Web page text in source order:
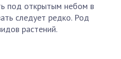
под открытым небом в
следует редко. Род
растений.